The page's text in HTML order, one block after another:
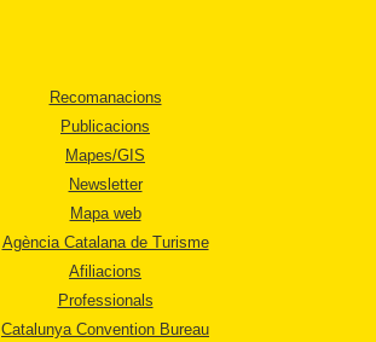
Recomanacions
Publicacions
Mapes/GIS
Newsletter
Mapa web
Agència Catalana de Turisme
Afiliacions
Professionals
Catalunya Convention Bureau